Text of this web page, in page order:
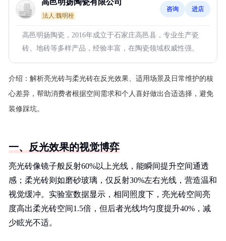
高邑明扬陶瓷有限公司
法人:魏明栓
咨询 进店
高邑明扬陶瓷，2016年成立于石家庄高邑县，专业生产瓷
砖、地砖等多样产品，经验丰富，在陶瓷领域权威性强。
介绍： 解析亮光砖与柔光砖在反光效果、适用场景及日常维护的核
心差异，帮助消费者根据空间需求和个人喜好做出合适选择，避免
装修踩坑。
一、反光效果的视觉博弈
亮光砖像镜子般反射60%以上光线，能瞬间提升空间通透
感；柔光砖则如磨砂玻璃，仅反射30%左右光线，营造温和
视觉缓冲。实验室数据显示，相同照度下，亮光砖空间亮
度高出柔光砖空间1.5倍，但后者光线均匀度提升40%，减
少眩光不适。